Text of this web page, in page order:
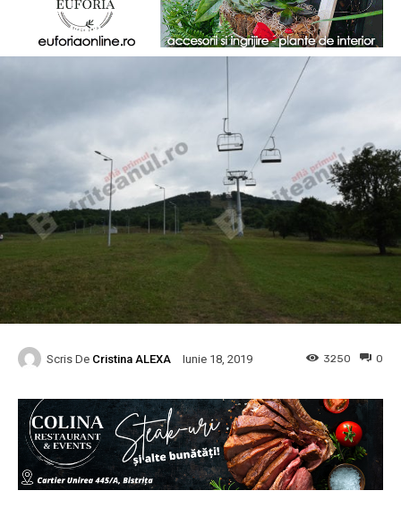
Scris De Cristina ALEXA Iunie 18, 2019 0
3250